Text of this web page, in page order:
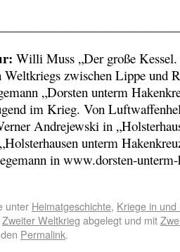
Willi Muss „Der große
Weltkriegs zwischen Lippe und
„Dorsten unterm
im Krieg. Von
Andrejewski in
unterm
in www.dorsten-
unter Heimatgeschichte, Kriege in
Zweiter Weltkrieg abgelegt und mit
Permalink.